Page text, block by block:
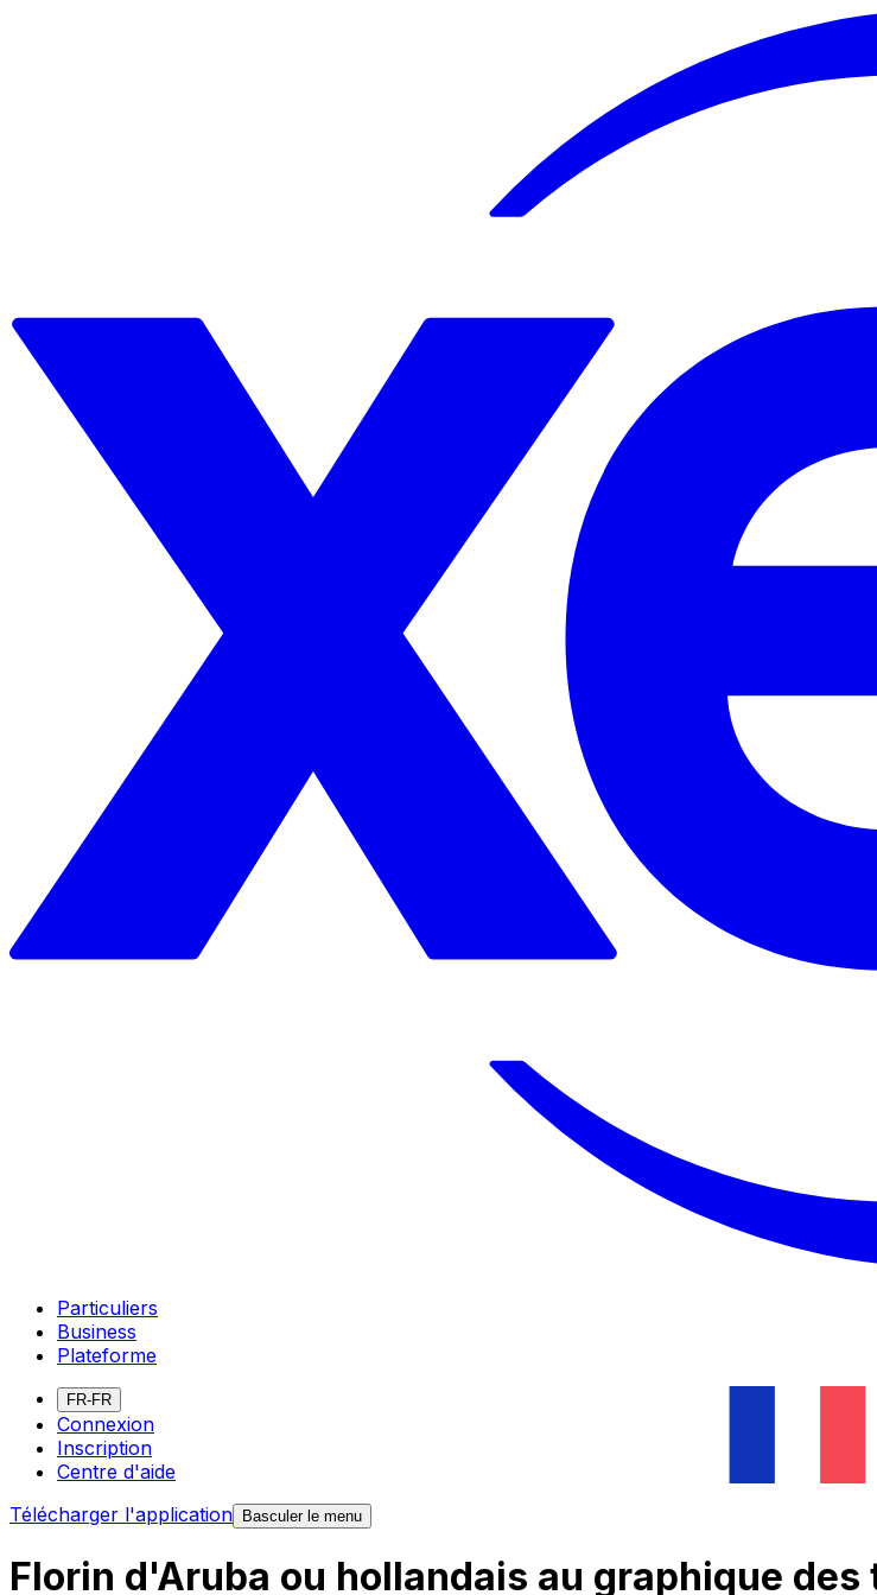
Particuliers
Business
Plateforme
FR-FR
Connexion
Inscription
Centre d'aide
Télécharger l'application Basculer le menu
Florin d'Aruba ou hollandais au graphique